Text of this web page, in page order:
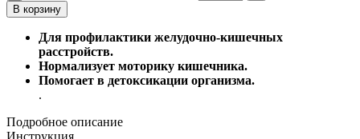
В корзину
Для профилактики желудочно-кишечных
расстройств.
Нормализует моторику кишечника.
Помогает в детоксикации организма.
.
Подробное описание